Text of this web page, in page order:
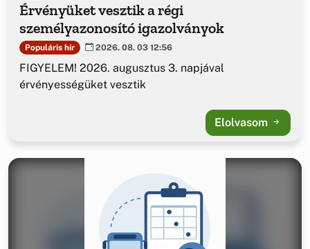
Érvényüket vesztik a régi
személyazonosító igazolványok
Populáris hír 2026. 08. 03 12:56
FIGYELEM! 2026. augusztus 3. napjával
érvényességüket vesztik
Elolvasom